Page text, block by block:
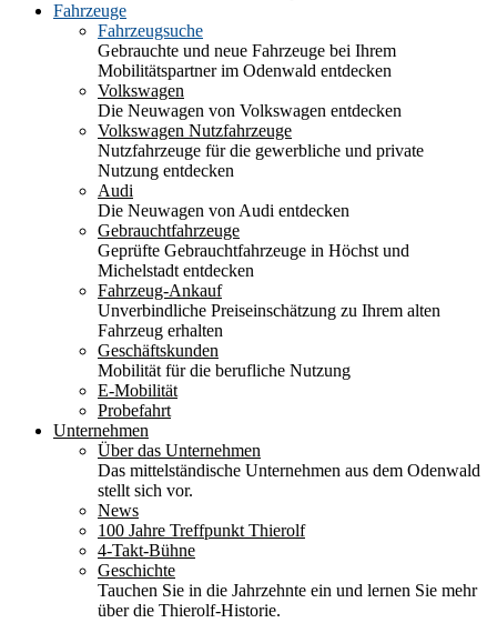
Fahrzeuge
Fahrzeugsuche
Gebrauchte und neue Fahrzeuge bei Ihrem
Mobilitätspartner im Odenwald entdecken
Volkswagen
Die Neuwagen von Volkswagen entdecken
Volkswagen Nutzfahrzeuge
Nutzfahrzeuge für die gewerbliche und private
Nutzung entdecken
Audi
Die Neuwagen von Audi entdecken
Gebrauchtfahrzeuge
Geprüfte Gebrauchtfahrzeuge in Höchst und
Michelstadt entdecken
Fahrzeug-Ankauf
Unverbindliche Preiseinschätzung zu Ihrem alten
Fahrzeug erhalten
Geschäftskunden
Mobilität für die berufliche Nutzung
E-Mobilität
Probefahrt
Unternehmen
Über das Unternehmen
Das mittelständische Unternehmen aus dem Odenwald
stellt sich vor.
News
100 Jahre Treffpunkt Thierolf
4-Takt-Bühne
Geschichte
Tauchen Sie in die Jahrzehnte ein und lernen Sie mehr
über die Thierolf-Historie.